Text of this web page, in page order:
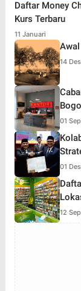
Daftar Money
Kurs Terbaru
11 Januari
14
01
01
12